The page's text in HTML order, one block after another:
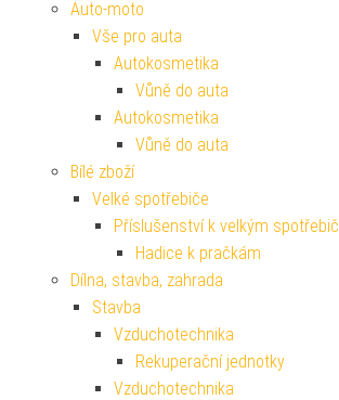
Auto-moto
Vše pro auta
Autokosmetika
Vůně do auta
Autokosmetika
Vůně do auta
Bílé zboží
Velké spotřebiče
Příslušenství k velkým
Hadice k pračkám
Dílna, stavba, zahrada
Stavba
Vzduchotechnika
Rekuperační jednotky
Vzduchotechnika